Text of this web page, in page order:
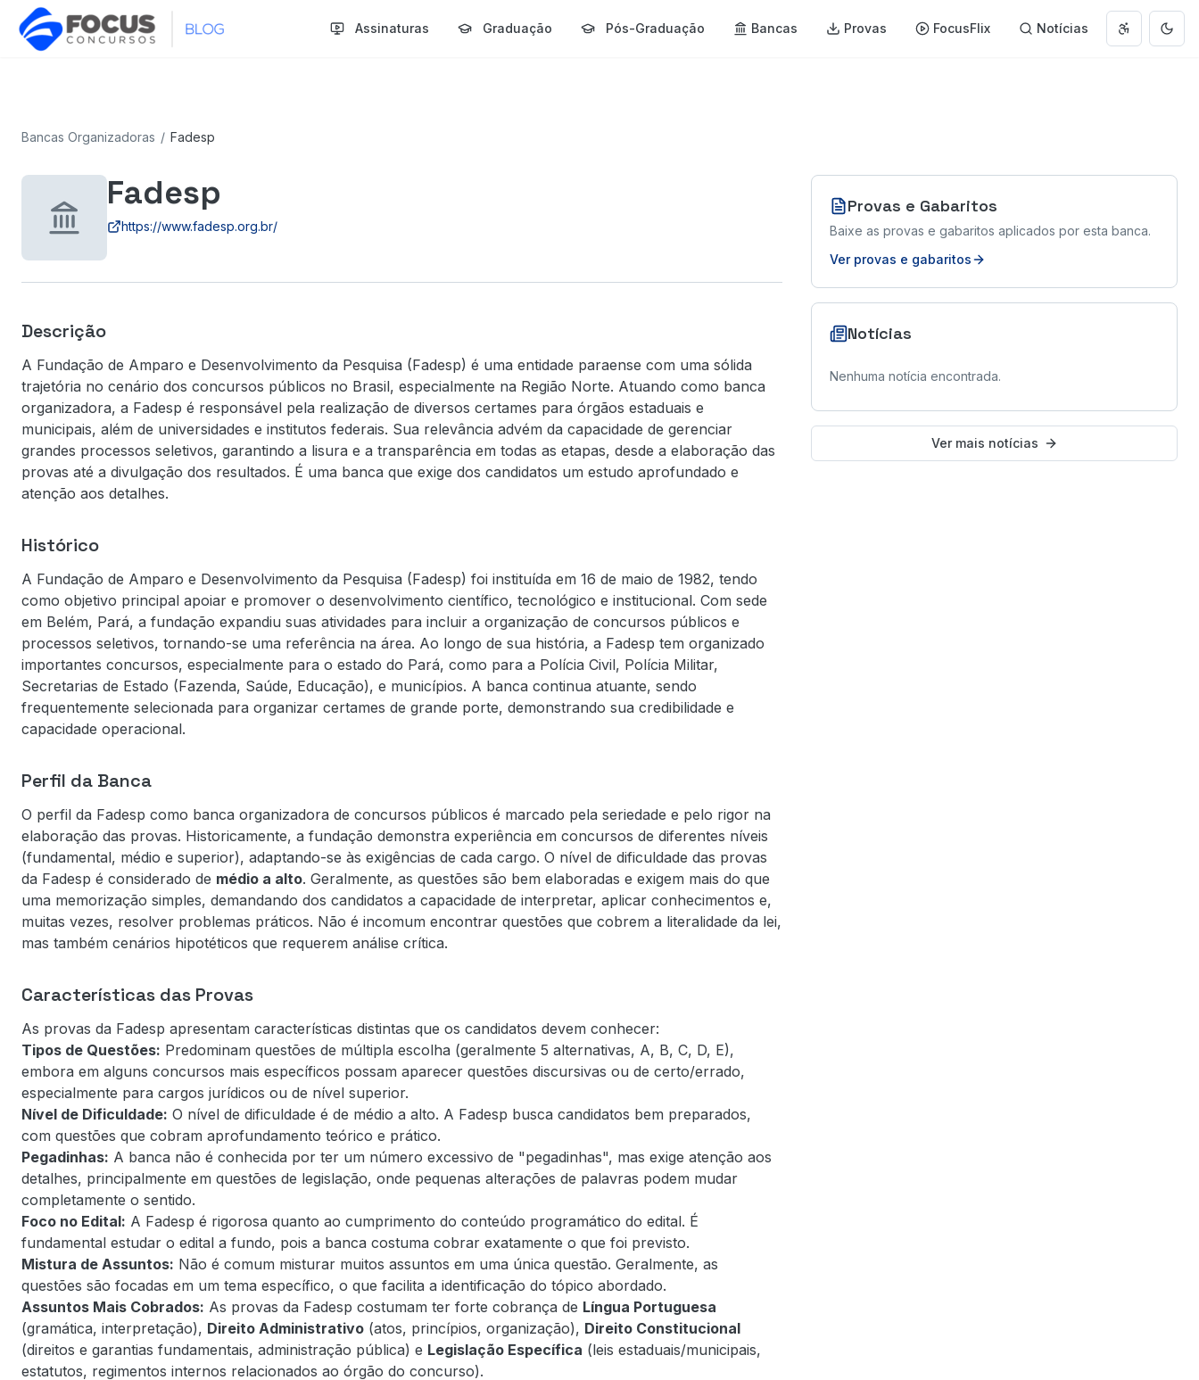
Assinaturas Graduação Pós-Graduação Bancas Provas FocusFlix Notícias Abrir menu
Bancas Organizadoras / Fadesp
Fadesp
https://www.fadesp.org.br/
Descrição
A Fundação de Amparo e Desenvolvimento da Pesquisa (Fadesp) é uma entidade paraense com uma sólida
trajetória no cenário dos concursos públicos no Brasil, especialmente na Região Norte. Atuando como banca
organizadora, a Fadesp é responsável pela realização de diversos certames para órgãos estaduais e
municipais, além de universidades e institutos federais. Sua relevância advém da capacidade de gerenciar
grandes processos seletivos, garantindo a lisura e a transparência em todas as etapas, desde a elaboração das
provas até a divulgação dos resultados. É uma banca que exige dos candidatos um estudo aprofundado e
atenção aos detalhes.
Histórico
A Fundação de Amparo e Desenvolvimento da Pesquisa (Fadesp) foi instituída em 16 de maio de 1982, tendo
como objetivo principal apoiar e promover o desenvolvimento científico, tecnológico e institucional. Com sede
em Belém, Pará, a fundação expandiu suas atividades para incluir a organização de concursos públicos e
processos seletivos, tornando-se uma referência na área. Ao longo de sua história, a Fadesp tem organizado
importantes concursos, especialmente para o estado do Pará, como para a Polícia Civil, Polícia Militar,
Secretarias de Estado (Fazenda, Saúde, Educação), e municípios. A banca continua atuante, sendo
frequentemente selecionada para organizar certames de grande porte, demonstrando sua credibilidade e
capacidade operacional.
Perfil da Banca
O perfil da Fadesp como banca organizadora de concursos públicos é marcado pela seriedade e pelo rigor na
elaboração das provas. Historicamente, a fundação demonstra experiência em concursos de diferentes níveis
(fundamental, médio e superior), adaptando-se às exigências de cada cargo. O nível de dificuldade das provas
da Fadesp é considerado de médio a alto. Geralmente, as questões são bem elaboradas e exigem mais do que
uma memorização simples, demandando dos candidatos a capacidade de interpretar, aplicar conhecimentos e,
muitas vezes, resolver problemas práticos. Não é incomum encontrar questões que cobrem a literalidade da lei,
mas também cenários hipotéticos que requerem análise crítica.
Características das Provas
As provas da Fadesp apresentam características distintas que os candidatos devem conhecer:
Tipos de Questões: Predominam questões de múltipla escolha (geralmente 5 alternativas, A, B, C, D, E),
embora em alguns concursos mais específicos possam aparecer questões discursivas ou de certo/errado,
especialmente para cargos jurídicos ou de nível superior.
Nível de Dificuldade: O nível de dificuldade é de médio a alto. A Fadesp busca candidatos bem preparados,
com questões que cobram aprofundamento teórico e prático.
Pegadinhas: A banca não é conhecida por ter um número excessivo de "pegadinhas", mas exige atenção aos
detalhes, principalmente em questões de legislação, onde pequenas alterações de palavras podem mudar
completamente o sentido.
Foco no Edital: A Fadesp é rigorosa quanto ao cumprimento do conteúdo programático do edital. É
fundamental estudar o edital a fundo, pois a banca costuma cobrar exatamente o que foi previsto.
Mistura de Assuntos: Não é comum misturar muitos assuntos em uma única questão. Geralmente, as
questões são focadas em um tema específico, o que facilita a identificação do tópico abordado.
Assuntos Mais Cobrados: As provas da Fadesp costumam ter forte cobrança de Língua Portuguesa
(gramática, interpretação), Direito Administrativo (atos, princípios, organização), Direito Constitucional
(direitos e garantias fundamentais, administração pública) e Legislação Específica (leis estaduais/municipais,
estatutos, regimentos internos relacionados ao órgão do concurso).
Provas e Gabaritos
Baixe as provas e gabaritos aplicados por esta banca.
Ver provas e gabaritos
Notícias
Nenhuma notícia encontrada.
Ver mais notícias